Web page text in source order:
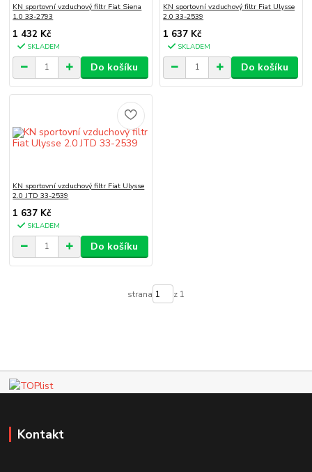
KN sportovní vzduchový filtr Fiat Siena
1.0 33-2793
1 432 Kč
SKLADEM
Do košíku
KN sportovní vzduchový filtr Fiat Ulysse
2.0 33-2539
1 637 Kč
SKLADEM
Do košíku
KN sportovní vzduchový filtr Fiat Ulysse
2.0 JTD 33-2539
1 637 Kč
SKLADEM
Do košíku
strana z 1
Kontakt